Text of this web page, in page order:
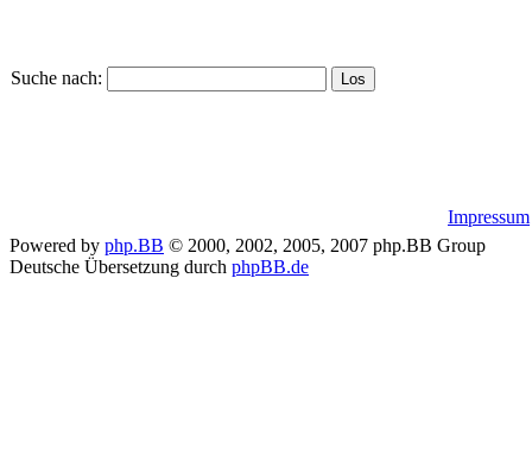
Suche nach:
Impressum
Powered by php.BB © 2000, 2002, 2005, 2007 php.BB Group
Deutsche Übersetzung durch phpBB.de